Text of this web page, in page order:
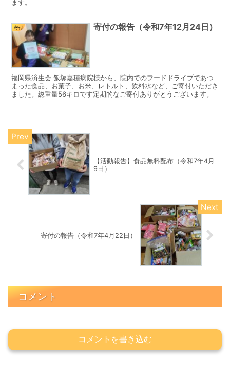
ます。
寄付 寄付の報告（令和7年12月24日）
福岡県済生会 飯塚嘉穂病院様から、院内でのフードドライブであつ
まった食品、お菓子、お米、レトルト、飲料水など、ご寄付いただき
ました。総重量56キロです定期的なご寄付ありがとうございます。
【活動報告】食品無料配布（令和7年4月
9日）
寄付の報告（令和7年4月22日）
コメント
コメントを書き込む